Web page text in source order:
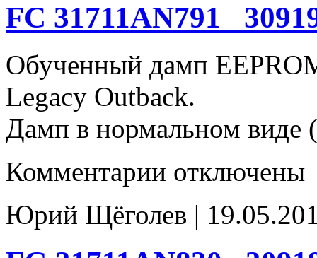
FC 31711AN791_
Обученный дамп
Legacy Outback.
Дамп в нормальном виде
Комментарии записи
30919AB751
93c66
отключены
Юрий Щёголев |